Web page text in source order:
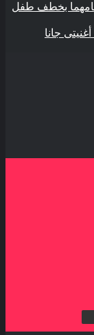
لاتهامهما بخطف طفل
جانا